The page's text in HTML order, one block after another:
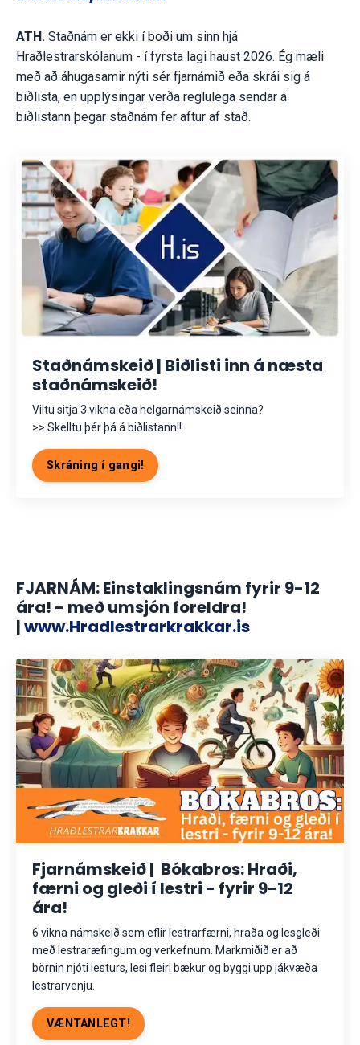
ATH. Staðnám er ekki í boði um sinn hjá
Hraðlestrarskólanum - í fyrsta lagi haust 2026. Ég mæli
með að áhugasamir nýti sér fjarnámið eða skrái sig á
biðlista, en upplýsingar verða reglulega sendar á
biðlistann þegar staðnám fer aftur af stað.
Staðnámskeið | Biðlisti inn á næsta
staðnámskeið!
Viltu sitja 3 vikna eða helgarnámskeið seinna?
>> Skelltu þér þá á biðlistann!!
Skráning í gangi!
FJARNÁM: Einstaklingsnám fyrir 9-12
ára! - með umsjón foreldra!
|www.Hradlestrarkrakkar.is
Fjarnámskeið | Bókabros: Hraði,
færni og gleði í lestri - fyrir 9-12
ára!
6 vikna námskeið sem eflir lestrarfærni, hraða og lesgleði
með lestraræfingum og verkefnum. Markmiðið er að
börnin njóti lesturs, lesi fleiri bækur og byggi upp jákvæða
lestrarvenju.
VÆNTANLEGT!